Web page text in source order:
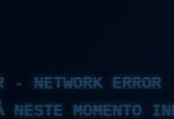
NETWORK ERROR
NESTE MOMENTO